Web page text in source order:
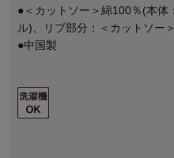
●＜カットソー＞綿100％(本体
ル)、リブ部分：＜カットソー
●中国製